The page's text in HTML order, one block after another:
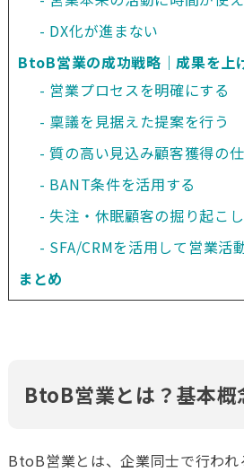
DX化が進まない
BtoB営業の成功戦略｜成果を上
営業プロセスを明確にする
稟議を見据えた提案を行う
質の高い見込み顧客獲得の
BANT条件を活用する
失注・休眠顧客の掘り起こ
SFA/CRMを活用して営業活
まとめ
BtoB営業とは？基本
BtoB営業とは、企業同士で行われ